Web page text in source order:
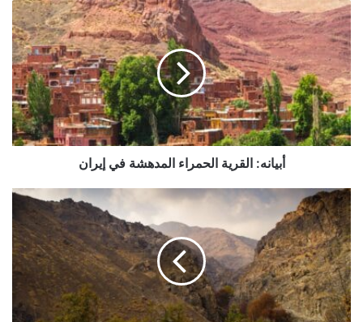
أبيانه:
القرية
الحمراء
المدهشة
في
إيران
أبيانه: القرية الحمراء المدهشة في إيران
استكشاف
داركاه
الهادئة:
ملاذ
الجبال
الخلاب
في
طهران